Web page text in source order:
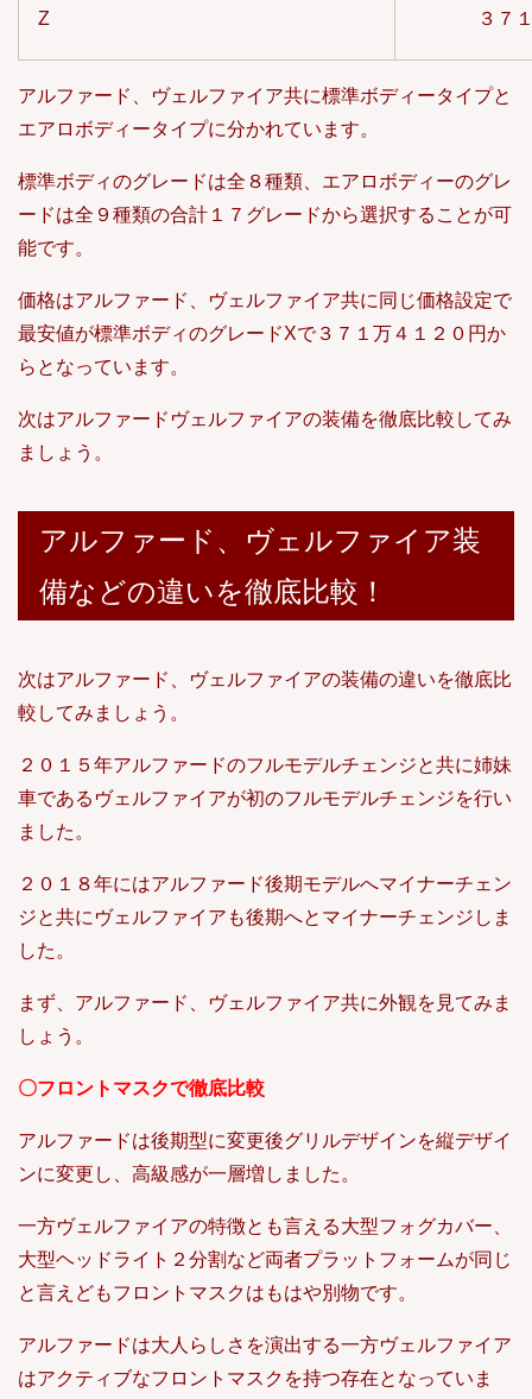
Z ３７
アルファード、ヴェルファイア共に標準ボディータイプと
エアロボディータイプに分かれています。
標準ボディのグレードは全８種類、エアロボディーのグレ
ードは全９種類の合計１７グレードから選択することが可
能です。
価格はアルファード、ヴェルファイア共に同じ価格設定で
最安値が標準ボディのグレードXで３７１万４１２０円か
らとなっています。
次はアルファードヴェルファイアの装備を徹底比較してみ
ましょう。
アルファード、ヴェルファイア装
備などの違いを徹底比較！
次はアルファード、ヴェルファイアの装備の違いを徹底比
較してみましょう。
２０１５年アルファードのフルモデルチェンジと共に姉妹
車であるヴェルファイアが初のフルモデルチェンジを行い
ました。
２０１８年にはアルファード後期モデルへマイナーチェン
ジと共にヴェルファイアも後期へとマイナーチェンジしま
した。
まず、アルファード、ヴェルファイア共に外観を見てみま
しょう。
〇フロントマスクで徹底比較
アルファードは後期型に変更後グリルデザインを縦デザイ
ンに変更し、高級感が一層増しました。
一方ヴェルファイアの特徴とも言える大型フォグカバー、
大型ヘッドライト２分割など両者プラットフォームが同じ
と言えどもフロントマスクはもはや別物です。
アルファードは大人らしさを演出する一方ヴェルファイア
はアクティブなフロントマスクを持つ存在となっていま